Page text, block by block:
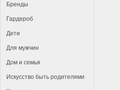
Бренды
Гардероб
Дети
Для мужчин
Дом и семья
Искусство быть родителями